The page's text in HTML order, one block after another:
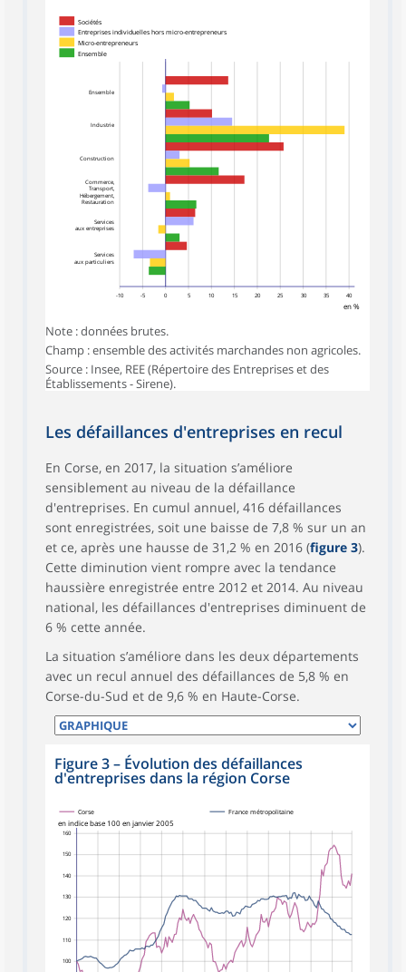
-10 -5 0 5 10 15 20 25 30 35 40
en %
Ensemble
Industrie
Construction
Commerce,
Transport,
Hébergement,
Restauration
Services
aux entreprises
Services
aux particuliers
Sociétés
Entreprises individuelles hors micro-entrepreneurs
Micro-entrepreneurs
Ensemble
Note : données brutes.
Champ : ensemble des activités marchandes non agricoles.
Source : Insee, REE (Répertoire des Entreprises et des
Établissements - Sirene).
Les défaillances d'entreprises en recul
En Corse, en 2017, la situation s’améliore
sensiblement au niveau de la défaillance
d'entreprises. En cumul annuel, 416 défaillances
sont enregistrées, soit une baisse de 7,8 % sur un an
et ce, après une hausse de 31,2 % en 2016 (figure 3).
Cette diminution vient rompre avec la tendance
haussière enregistrée entre 2012 et 2014. Au niveau
national, les défaillances d'entreprises diminuent de
6 % cette année.
La situation s’améliore dans les deux départements
avec un recul annuel des défaillances de 5,8 % en
Corse-du-Sud et de 9,6 % en Haute-Corse.
Figure 3– Évolution des défaillances
d'entreprises dans la région Corse
100
110
120
130
140
150
160
en indice base 100 en janvier 2005
Corse France métropolitaine